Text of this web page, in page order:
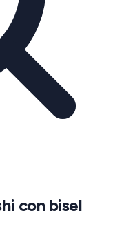
con bisel